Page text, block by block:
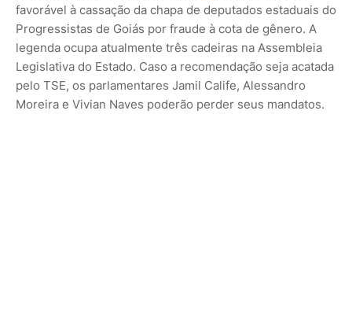
favorável à cassação da chapa de deputados estaduais do
Progressistas de Goiás por fraude à cota de gênero. A
legenda ocupa atualmente três cadeiras na Assembleia
Legislativa do Estado. Caso a recomendação seja acatada
pelo TSE, os parlamentares Jamil Calife, Alessandro
Moreira e Vivian Naves poderão perder seus mandatos.